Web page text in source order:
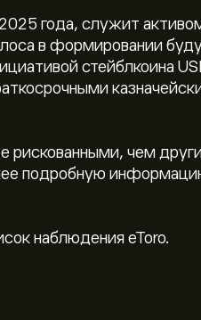
года, служит
в формировании
стейблкоина
рискованными, чем
подробную
наблюдения eToro.
долларов США